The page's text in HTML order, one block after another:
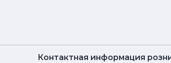
Контактная информация